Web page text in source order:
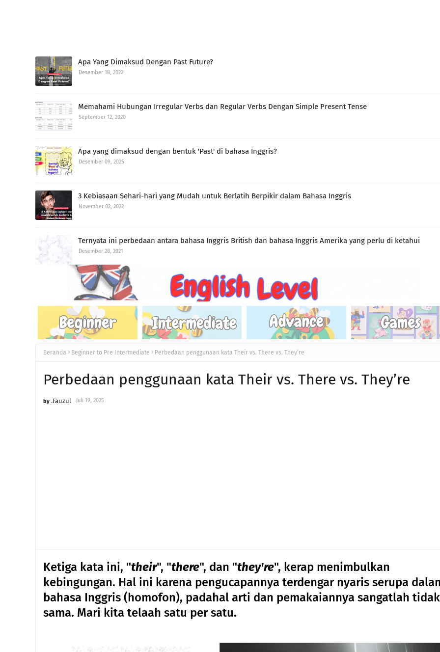
Apa Yang Dimaksud Dengan Past Future?
Desember 18, 2022
Memahami Hubungan Irregular Verbs dan Regular Verbs Dengan Simple Present Tense
September 12, 2020
Apa yang dimaksud dengan bentuk 'Past' di bahasa Inggris?
Desember 09, 2025
3 Kebiasaan Sehari-hari yang Mudah untuk Berlatih Berpikir dalam Bahasa Inggris
November 02, 2022
Ternyata ini perbedaan antara bahasa Inggris British dan bahasa Inggris Amerika yang perlu di ketahui
Desember 28, 2021
Beranda Beginner to Pre Intermediate Perbedaan penggunaan kata Their vs. There vs. They’re
Perbedaan penggunaan kata Their vs. There vs. They’re
.Fauzul Juli 19, 2025
Ketiga kata ini, "their", "there", dan "they're", kerap menimbulkan
kebingungan. Hal ini karena pengucapannya terdengar nyaris serupa
bahasa Inggris (homofon), padahal arti dan pemakaiannya sangatlah tidak
sama. Mari kita telaah satu per satu.